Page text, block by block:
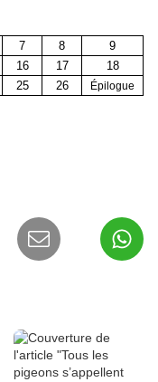
7 8
9
16 17
18
25 26 Épilogue